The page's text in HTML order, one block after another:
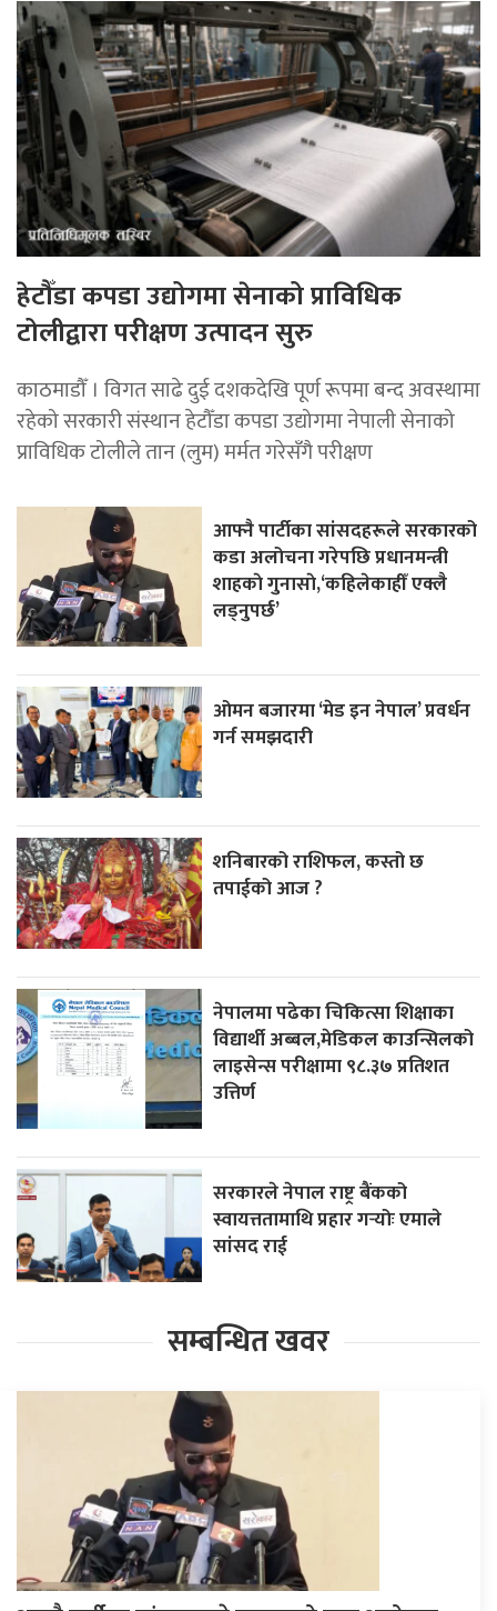
हेटौँडा कपडा उद्योगमा सेनाको प्राविधिक
टोलीद्वारा परीक्षण उत्पादन सुरु
काठमाडौँ । विगत साढे दुई दशकदेखि पूर्ण रूपमा बन्द अवस्थामा
रहेको सरकारी संस्थान हेटौँडा कपडा उद्योगमा नेपाली सेनाको
प्राविधिक टोलीले तान (लुम) मर्मत गरेसँगै परीक्षण
आफ्नै पार्टीका सांसदहरूले सरकारको
कडा अलोचना गरेपछि प्रधानमन्त्री
शाहकाे गुनासाे,‘कहिलेकाहीँ एक्लै
लड्नुपर्छ’
ओमन बजारमा ‘मेड इन नेपाल’ प्रवर्धन
गर्न समझदारी
शनिबारको राशिफल, कस्तो छ
तपाईको आज ?
नेपालमा पढेका चिकित्सा शिक्षाका
विद्यार्थी अब्बल,मेडिकल काउन्सिलको
लाइसेन्स परीक्षामा ९८.३७ प्रतिशत
उत्तिर्ण
सरकारले नेपाल राष्ट्र बैंकको
स्वायत्ततामाथि प्रहार गर्‍योः एमाले
सांसद राई
सम्बन्धित खवर